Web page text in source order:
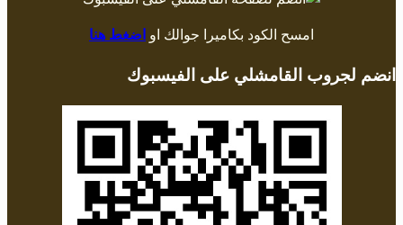
امسح الكود بكاميرا جوالك او اضغط هنا
انضم لجروب القامشلي على الفيسبوك